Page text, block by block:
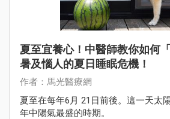
夏至宜養心！中醫師教你如何
暑及惱人的夏日睡眠危機！
作者：馬光醫療網
夏至在每年6月 21日前後。這一天太
年中陽氣最盛的時期。